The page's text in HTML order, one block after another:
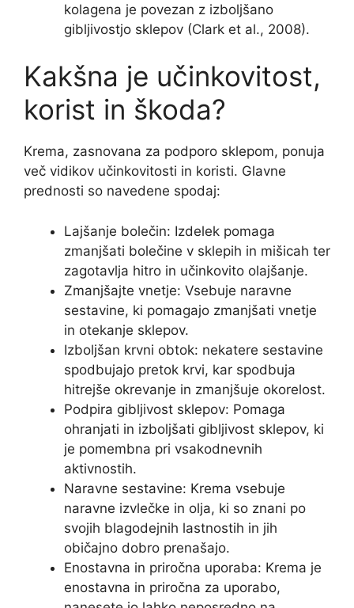
kolagena je povezan z izboljšano
gibljivostjo sklepov (Clark et al., 2008).
Kakšna je učinkovitost,
korist in škoda?
Krema, zasnovana za podporo sklepom, ponuja
več vidikov učinkovitosti in koristi. Glavne
prednosti so navedene spodaj:
Lajšanje bolečin: Izdelek pomaga
zmanjšati bolečine v sklepih in mišicah ter
zagotavlja hitro in učinkovito olajšanje.
Zmanjšajte vnetje: Vsebuje naravne
sestavine, ki pomagajo zmanjšati vnetje
in otekanje sklepov.
Izboljšan krvni obtok: nekatere sestavine
spodbujajo pretok krvi, kar spodbuja
hitrejše okrevanje in zmanjšuje okorelost.
Podpira gibljivost sklepov: Pomaga
ohranjati in izboljšati gibljivost sklepov, ki
je pomembna pri vsakodnevnih
aktivnostih.
Naravne sestavine: Krema vsebuje
naravne izvlečke in olja, ki so znani po
svojih blagodejnih lastnostih in jih
običajno dobro prenašajo.
Enostavna in priročna uporaba: Krema je
enostavna in priročna za uporabo,